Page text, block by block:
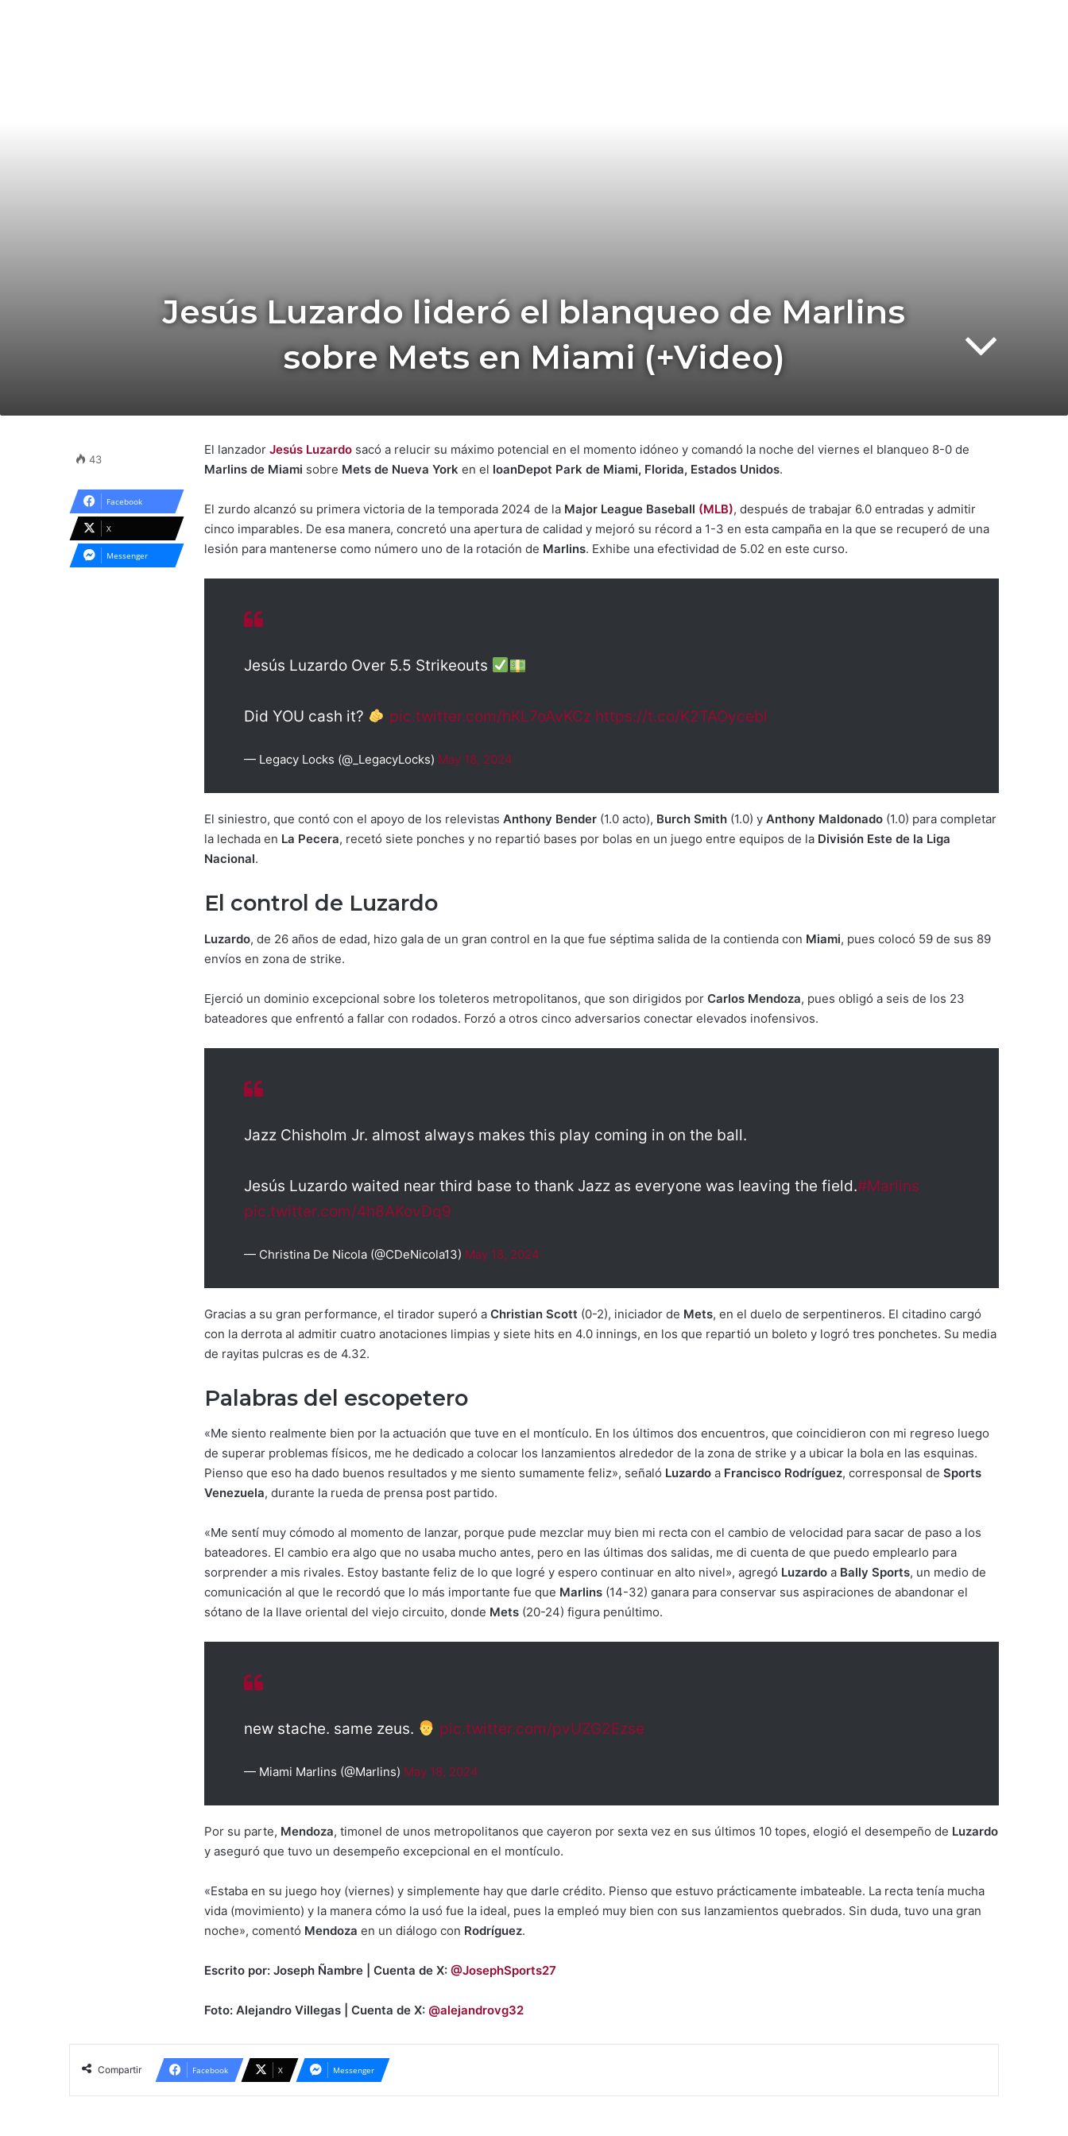
Jesús Luzardo lideró el blanqueo de Marlins
sobre Mets en Miami (+Video)
El lanzador Jesús Luzardo sacó a relucir su máximo potencial en el momento idóneo y comandó la noche del viernes el blanqueo 8-0 de
Marlins de Miami sobre Mets de Nueva York en el loanDepot Park de Miami, Florida, Estados Unidos.
El zurdo alcanzó su primera victoria de la temporada 2024 de la Major League Baseball (MLB), después de trabajar 6.0 entradas y admitir
cinco imparables. De esa manera, concretó una apertura de calidad y mejoró su récord a 1-3 en esta campaña en la que se recuperó de una
lesión para mantenerse como número uno de la rotación de Marlins. Exhibe una efectividad de 5.02 en este curso.
Jesús Luzardo Over 5.5 Strikeouts
Did YOU cash it? pic.twitter.com/hKL7oAvKCz https://t.co/K2TAOycebl
— Legacy Locks (@_LegacyLocks) May 18, 2024
El siniestro, que contó con el apoyo de los relevistas Anthony Bender (1.0 acto), Burch Smith (1.0) y Anthony Maldonado (1.0) para completar
la lechada en La Pecera, recetó siete ponches y no repartió bases por bolas en un juego entre equipos de la División Este de la Liga
Nacional.
El control de Luzardo
Luzardo, de 26 años de edad, hizo gala de un gran control en la que fue séptima salida de la contienda con Miami, pues colocó 59 de sus 89
envíos en zona de strike.
Ejerció un dominio excepcional sobre los toleteros metropolitanos, que son dirigidos por Carlos Mendoza, pues obligó a seis de los 23
bateadores que enfrentó a fallar con rodados. Forzó a otros cinco adversarios conectar elevados inofensivos.
Jazz Chisholm Jr. almost always makes this play coming in on the ball.
Jesús Luzardo waited near third base to thank Jazz as everyone was leaving the field.#Marlins
pic.twitter.com/4h8AKovDq9
— Christina De Nicola (@CDeNicola13) May 18, 2024
Gracias a su gran performance, el tirador superó a Christian Scott (0-2), iniciador de Mets, en el duelo de serpentineros. El citadino cargó
con la derrota al admitir cuatro anotaciones limpias y siete hits en 4.0 innings, en los que repartió un boleto y logró tres ponchetes. Su media
de rayitas pulcras es de 4.32.
Palabras del escopetero
«Me siento realmente bien por la actuación que tuve en el montículo. En los últimos dos encuentros, que coincidieron con mi regreso luego
de superar problemas físicos, me he dedicado a colocar los lanzamientos alrededor de la zona de strike y a ubicar la bola en las esquinas.
Pienso que eso ha dado buenos resultados y me siento sumamente feliz», señaló Luzardo a Francisco Rodríguez, corresponsal de Sports
Venezuela, durante la rueda de prensa post partido.
«Me sentí muy cómodo al momento de lanzar, porque pude mezclar muy bien mi recta con el cambio de velocidad para sacar de paso a los
bateadores. El cambio era algo que no usaba mucho antes, pero en las últimas dos salidas, me di cuenta de que puedo emplearlo para
sorprender a mis rivales. Estoy bastante feliz de lo que logré y espero continuar en alto nivel», agregó Luzardo a Bally Sports, un medio de
comunicación al que le recordó que lo más importante fue que Marlins (14-32) ganara para conservar sus aspiraciones de abandonar el
sótano de la llave oriental del viejo circuito, donde Mets (20-24) figura penúltimo.
new stache. same zeus. pic.twitter.com/pvUZG2Ezse
— Miami Marlins (@Marlins) May 18, 2024
Por su parte, Mendoza, timonel de unos metropolitanos que cayeron por sexta vez en sus últimos 10 topes, elogió el desempeño de Luzardo
y aseguró que tuvo un desempeño excepcional en el montículo.
«Estaba en su juego hoy (viernes) y simplemente hay que darle crédito. Pienso que estuvo prácticamente imbateable. La recta tenía mucha
vida (movimiento) y la manera cómo la usó fue la ideal, pues la empleó muy bien con sus lanzamientos quebrados. Sin duda, tuvo una gran
noche», comentó Mendoza en un diálogo con Rodríguez.
Escrito por: Joseph Ñambre | Cuenta de X: @JosephSports27
Foto: Alejandro Villegas | Cuenta de X: @alejandrovg32
43
Facebook
X
Messenger
Compartir Facebook X Messenger